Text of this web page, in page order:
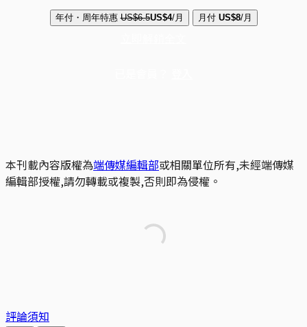
年付・周年特惠 US$6.5US$4/月 月付 US$8/月
本刊載內容版權為端傳媒編輯部或相關單位所有,未經端傳媒
編輯部授權,請勿轉載或複製,否則即為侵權。
評論須知